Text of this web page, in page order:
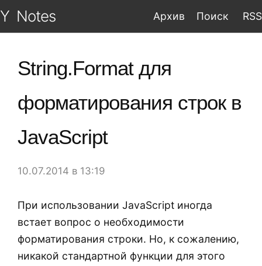
Y Notes Архив Поиск RSS
String.Format для
форматирования строк в
JavaScript
10.07.2014 в 13:19
При использовании JavaScript иногда
встает вопрос о необходимости
форматирования строки. Но, к сожалению,
никакой стандартной функции для этого